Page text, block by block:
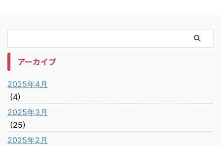
アーカイブ
2025年4月
(4)
2025年3月
(25)
2025年2月